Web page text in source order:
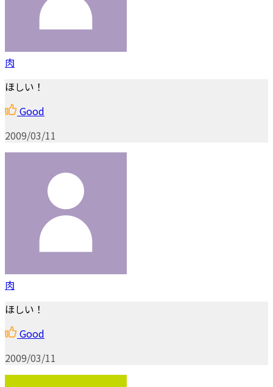
肉
ほしい！
Good
2009/03/11
肉
ほしい！
Good
2009/03/11